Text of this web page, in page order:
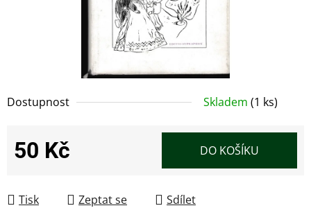
Dostupnost Skladem (1 ks)
50 Kč DO KOŠÍKU
Tisk Zeptat se Sdílet